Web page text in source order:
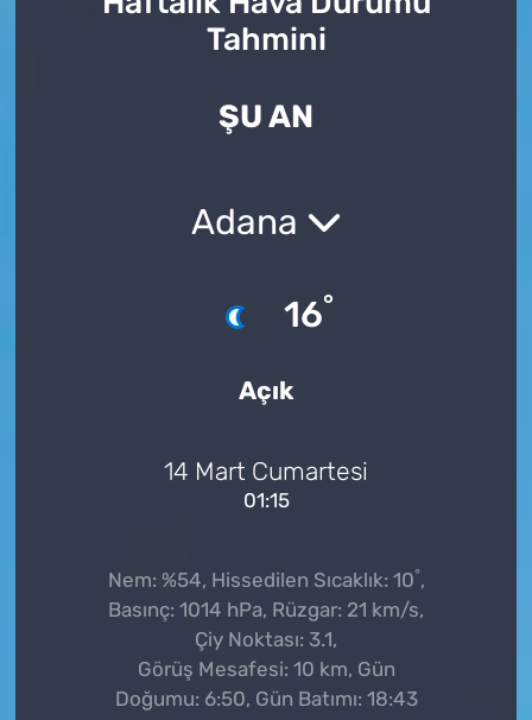
Tahmini
ŞU AN
Adana
16°
Açık
14 Mart Cumartesi
01:15
Nem: %54, Hissedilen Sıcaklık: 10°,
Basınç: 1014 hPa, Rüzgar: 21 km/s,
Çiy Noktası: 3.1,
Görüş Mesafesi: 10 km, Gün
Doğumu: 6:50, Gün Batımı: 18:43